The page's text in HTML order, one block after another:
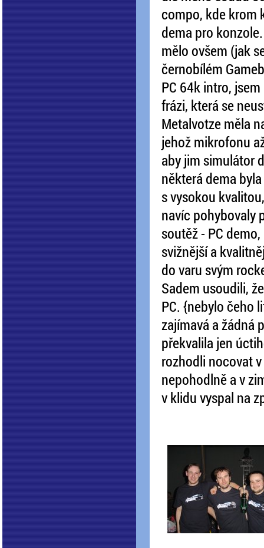
compo, kde krom
dema pro
mělo ovšem (jak
černobílém
PC 64k intro,
frázi, která se
Metalvotze měla
jehož mikrofonu
aby jim simulátor
některá dema
s vysokou
navíc pohybovaly
soutěž - PC
svižnější a
do varu svým
Sadem usoudili,
PC. {nebylo čeho
zajímavá a žádná
překvalila jen
rozhodli nocovat
nepohodlně a v
v klidu vyspal na